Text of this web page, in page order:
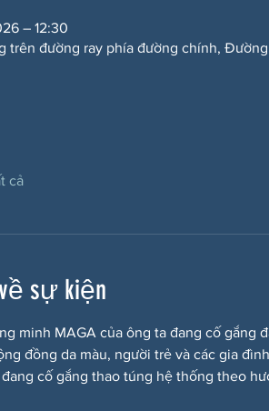
– 12:30
trên đường ray phía đường chính,
cả
sự kiện
minh MAGA của ông ta đang cố
đồng da màu, người trẻ và các gia
cố gắng thao túng hệ thống theo